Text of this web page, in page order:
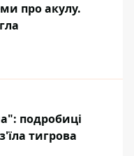
про акулу.
подробиці
тигрова